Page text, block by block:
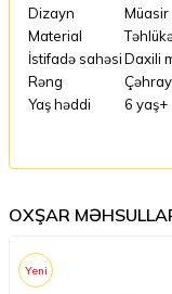
Dizayn
Müasir
Material
İstifadə sahəsiDaxili
Rəng
Yaş həddi
6 yaş+
OXŞAR
Yeni